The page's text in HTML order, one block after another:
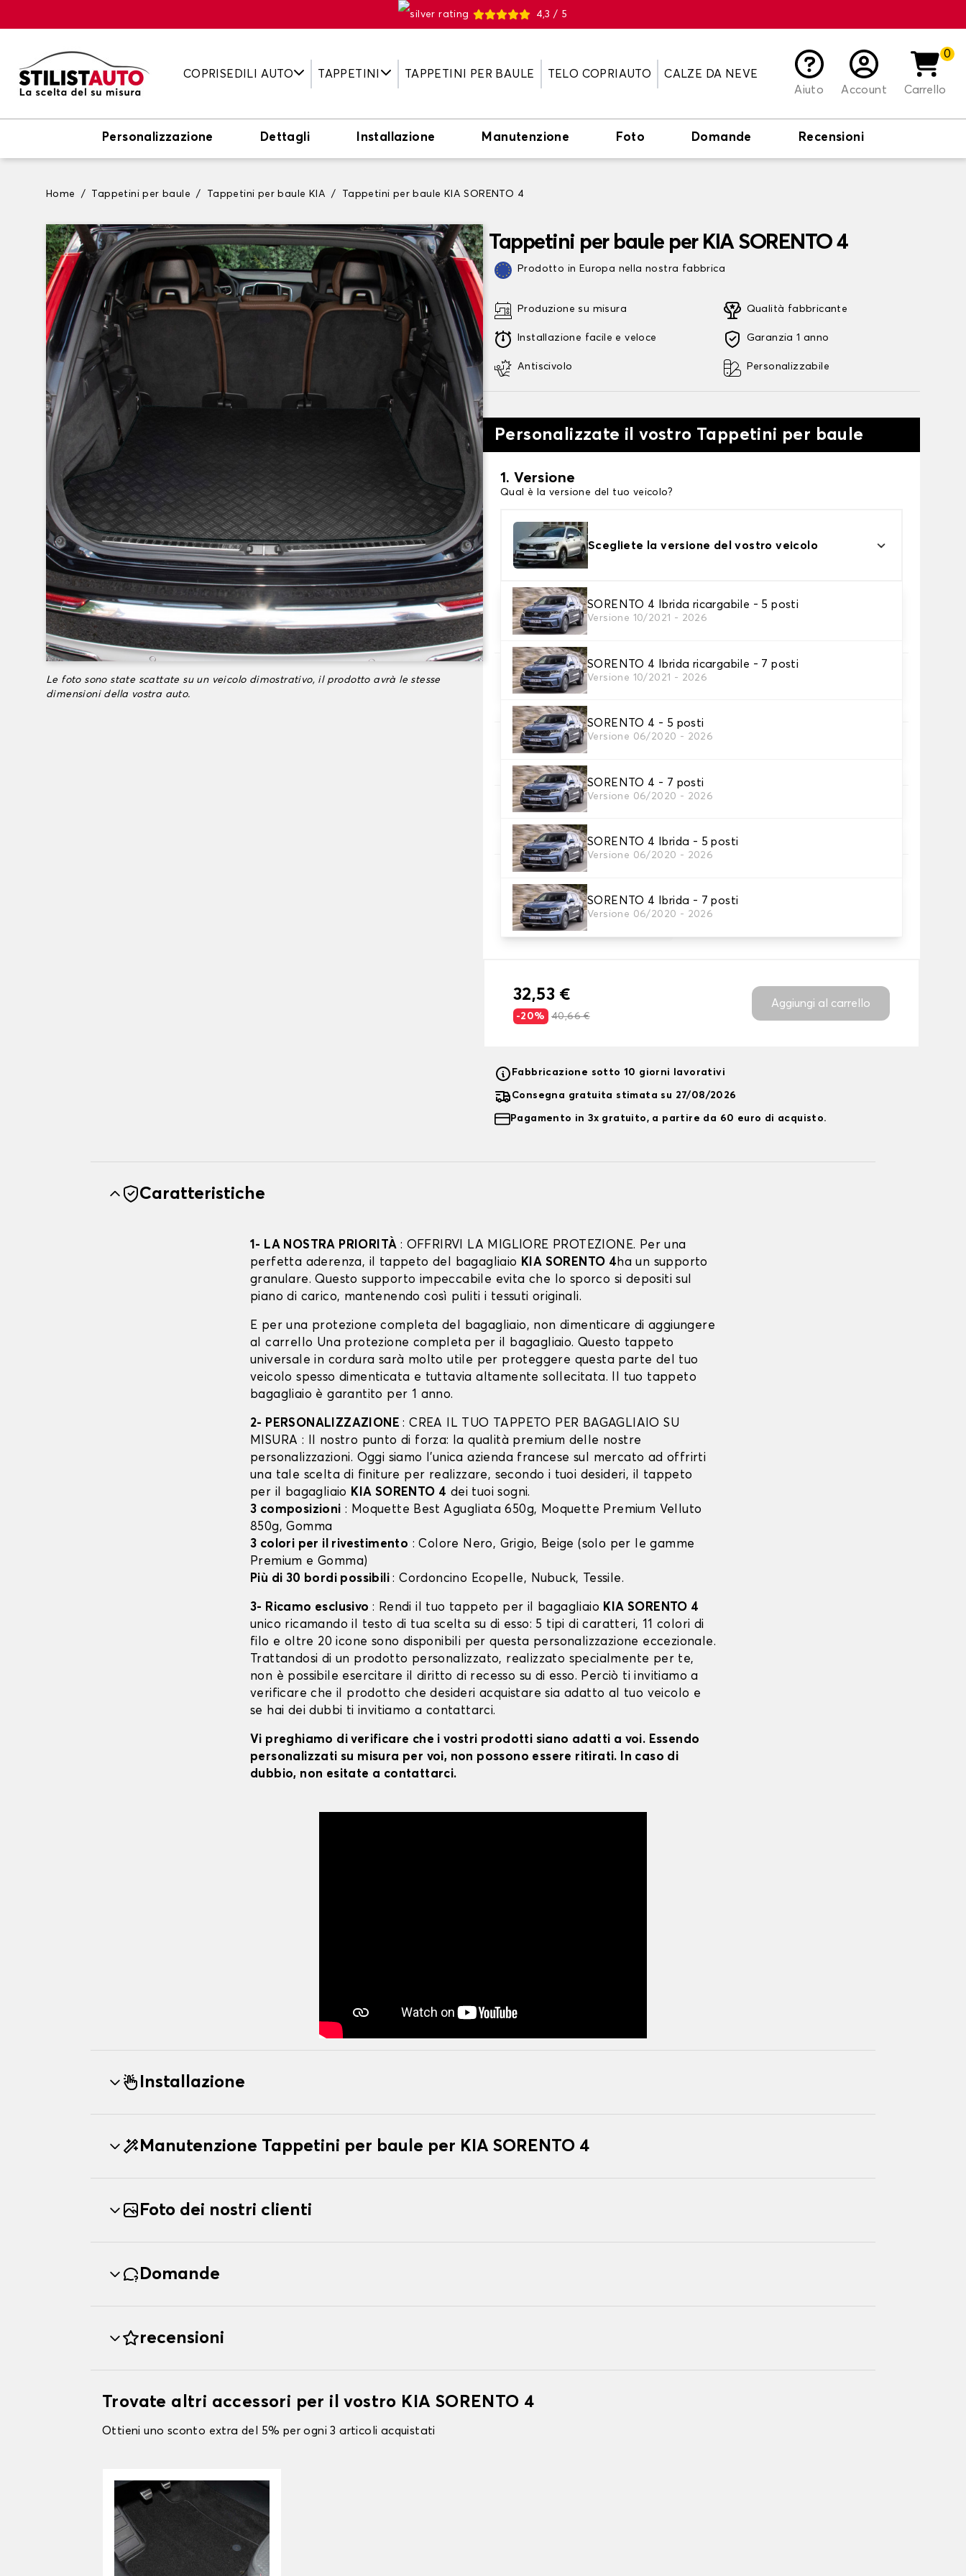
4,3 / 5
COPRISEDILI AUTO TAPPETINI TAPPETINI PER BAULE TELO COPRIAUTO
CALZE DA NEVE
Aiuto
Account
0
Carrello
Personalizzazione Dettagli Installazione Manutenzione Foto Domande Recensioni
Home Tappetini per baule Tappetini per baule KIA Tappetini per baule KIA SORENTO 4
Le foto sono state scattate su un veicolo dimostrativo, il prodotto avrà le stesse
dimensioni della vostra auto.
Tappetini per baule per KIA SORENTO 4
Prodotto in Europa nella nostra fabbrica
Produzione su misura
Installazione facile e veloce
Antiscivolo
Qualità fabbricante
Garanzia 1 anno
Personalizzabile
Personalizzate il vostro Tappetini per baule
1. Versione
Qual è la versione del tuo veicolo?
Scegliete la versione del vostro veicolo
SORENTO 4 Ibrida ricargabile - 5 posti
Versione 10/2021 - 2026
SORENTO 4 Ibrida ricargabile - 7 posti
Versione 10/2021 - 2026
SORENTO 4 - 5 posti
Versione 06/2020 - 2026
SORENTO 4 - 7 posti
Versione 06/2020 - 2026
SORENTO 4 Ibrida - 5 posti
Versione 06/2020 - 2026
SORENTO 4 Ibrida - 7 posti
Versione 06/2020 - 2026
2. Materiale
scegli il materiale del tappetini per baule
3. Colori dei tappetini
Scegli il materiale del tappetino baule.
4. Materiale della cinghia
5. Colore dela cinghia
Scegliere il colore del cinturino.
6. Ricamo
Personalizza il tappetino con testo e/o icona
Aggiungere testo e logo
32,53 €
-20% 40,66 €
Aggiungi al carrello
Fabbricazione sotto 10 giorni lavorativi
Consegna gratuita stimata su 27/08/2026
Pagamento in 3x gratuito, a partire da 60 euro di acquisto.
Caratteristiche
1- LA NOSTRA PRIORITÀ : OFFRIRVI LA MIGLIORE PROTEZIONE. Per una
perfetta aderenza, il tappeto del bagagliaio KIA SORENTO 4ha un supporto
granulare. Questo supporto impeccabile evita che lo sporco si depositi sul
piano di carico, mantenendo così puliti i tessuti originali.
E per una protezione completa del bagagliaio, non dimenticare di aggiungere
al carrello Una protezione completa per il bagagliaio. Questo tappeto
universale in cordura sarà molto utile per proteggere questa parte del tuo
veicolo spesso dimenticata e tuttavia altamente sollecitata. Il tuo tappeto
bagagliaio è garantito per 1 anno.
2- PERSONALIZZAZIONE: CREA IL TUO TAPPETO PER BAGAGLIAIO SU
MISURA : Il nostro punto di forza: la qualità premium delle nostre
personalizzazioni. Oggi siamo l’unica azienda francese sul mercato ad offrirti
una tale scelta di finiture per realizzare, secondo i tuoi desideri, il tappeto
per il bagagliaio KIA SORENTO 4 dei tuoi sogni.
3 composizioni : Moquette Best Agugliata 650g, Moquette Premium Velluto
850g, Gomma
3 colori per il rivestimento : Colore Nero, Grigio, Beige (solo per le gamme
Premium e Gomma)
Più di 30 bordi possibili: Cordoncino Ecopelle, Nubuck, Tessile.
3- Ricamo esclusivo : Rendi il tuo tappeto per il bagagliaio KIA SORENTO 4
unico ricamando il testo di tua scelta su di esso: 5 tipi di caratteri, 11 colori di
filo e oltre 20 icone sono disponibili per questa personalizzazione eccezionale.
Trattandosi di un prodotto personalizzato, realizzato specialmente per te,
non è possibile esercitare il diritto di recesso su di esso. Perciò ti invitiamo a
verificare che il prodotto che desideri acquistare sia adatto al tuo veicolo e
se hai dei dubbi ti invitiamo a contattarci.
Vi preghiamo di verificare che i vostri prodotti siano adatti a voi. Essendo
personalizzati su misura per voi, non possono essere ritirati. In caso di
dubbio, non esitate a contattarci.
Installazione
Manutenzione Tappetini per baule per KIA SORENTO 4
Foto dei nostri clienti
Domande
recensioni
Trovate altri accessori per il vostro KIA SORENTO 4
Ottieni uno sconto extra del 5% per ogni 3 articoli acquistati